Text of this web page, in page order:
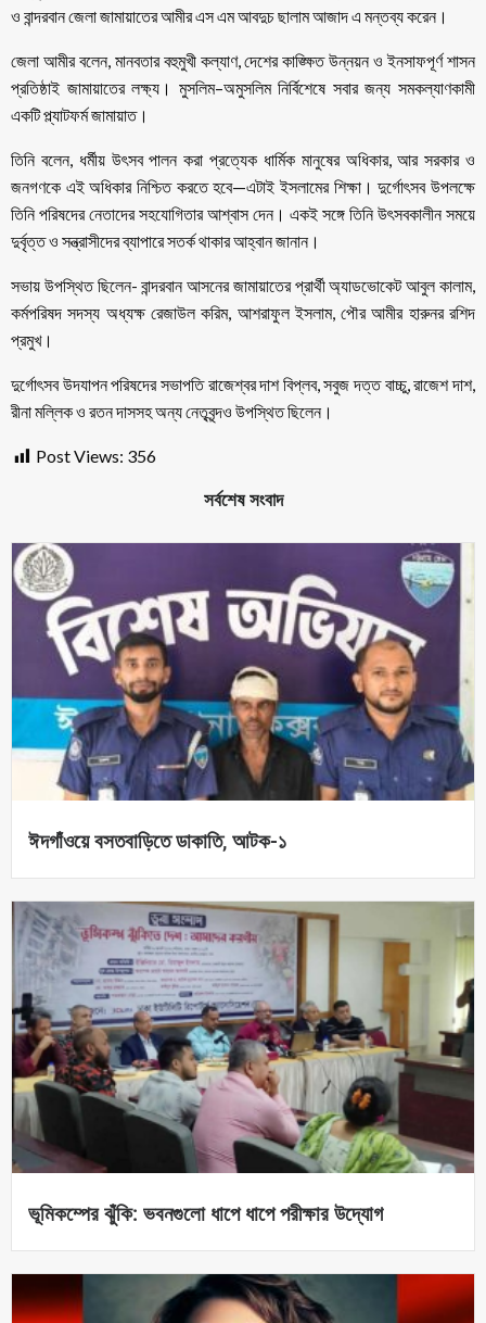
ও বান্দরবান জেলা জামায়াতের আমীর এস এম আবদুচ ছালাম আজাদ এ মন্তব্য করেন।
জেলা আমীর বলেন, মানবতার বহুমুখী কল্যাণ, দেশের কাঙ্ক্ষিত উন্নয়ন ও ইনসাফপূর্ণ শাসন
প্রতিষ্ঠাই জামায়াতের লক্ষ্য। মুসলিম–অমুসলিম নির্বিশেষে সবার জন্য সমকল্যাণকামী
একটি প্ল্যাটফর্ম জামায়াত।
তিনি বলেন, ধর্মীয় উৎসব পালন করা প্রত্যেক ধার্মিক মানুষের অধিকার, আর সরকার ও
জনগণকে এই অধিকার নিশ্চিত করতে হবে—এটাই ইসলামের শিক্ষা। দুর্গোৎসব উপলক্ষে
তিনি পরিষদের নেতাদের সহযোগিতার আশ্বাস দেন। একই সঙ্গে তিনি উৎসবকালীন সময়ে
দুর্বৃত্ত ও সন্ত্রাসীদের ব্যাপারে সতর্ক থাকার আহ্বান জানান।
সভায় উপস্থিত ছিলেন- বান্দরবান আসনের জামায়াতের প্রার্থী অ্যাডভোকেট আবুল কালাম,
কর্মপরিষদ সদস্য অধ্যক্ষ রেজাউল করিম, আশরাফুল ইসলাম, পৌর আমীর হারুনর রশিদ
প্রমুখ।
দুর্গোৎসব উদযাপন পরিষদের সভাপতি রাজেশ্বর দাশ বিপ্লব, সবুজ দত্ত বাচ্চু, রাজেশ দাশ,
রীনা মল্লিক ও রতন দাসসহ অন্য নেতৃবৃন্দও উপস্থিত ছিলেন।
Post Views: 356
সর্বশেষ সংবাদ
ঈদগাঁওয়ে বসতবাড়িতে ডাকাতি, আটক-১
ভূমিকম্পের ঝুঁকি: ভবনগুলো ধাপে ধাপে পরীক্ষার উদ্যোগ